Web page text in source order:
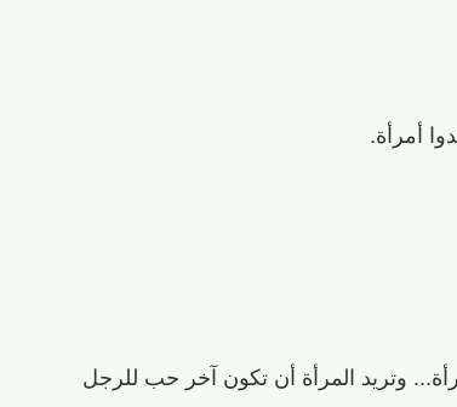
أمرأة.
وتريد المرأة أن تكون آخر حب للرجل